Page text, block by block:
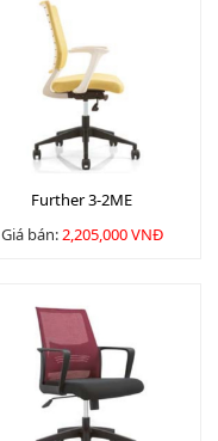
Further 3-2ME
Giá bán:2,205,000 VNĐ